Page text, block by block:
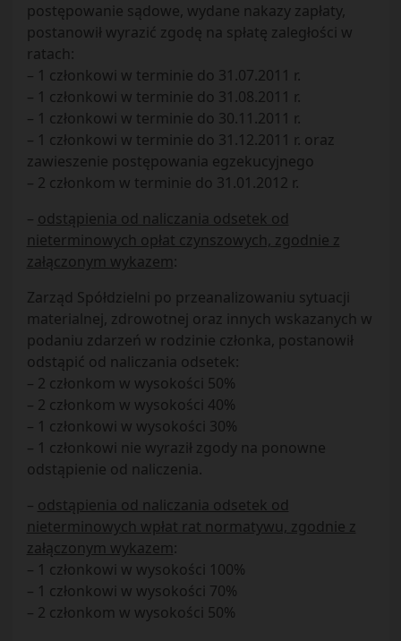
postępowanie sądowe, wydane nakazy zapłaty,
postanowił wyrazić zgodę na spłatę zaległości w
ratach:
– 1 członkowi w terminie do 31.07.2011 r.
– 1 członkowi w terminie do 31.08.2011 r.
– 1 członkowi w terminie do 30.11.2011 r.
– 1 członkowi w terminie do 31.12.2011 r. oraz
zawieszenie postępowania egzekucyjnego
– 2 członkom w terminie do 31.01.2012 r.
– odstąpienia od naliczania odsetek od
nieterminowych opłat czynszowych, zgodnie z
załączonym wykazem:
Zarząd Spółdzielni po przeanalizowaniu sytuacji
materialnej, zdrowotnej oraz innych wskazanych w
podaniu zdarzeń w rodzinie członka, postanowił
odstąpić od naliczania odsetek:
– 2 członkom w wysokości 50%
– 2 członkom w wysokości 40%
– 1 członkowi w wysokości 30%
– 1 członkowi nie wyraził zgody na ponowne
odstąpienie od naliczenia.
– odstąpienia od naliczania odsetek od
nieterminowych wpłat rat normatywu, zgodnie z
załączonym wykazem:
– 1 członkowi w wysokości 100%
– 1 członkowi w wysokości 70%
– 2 członkom w wysokości 50%